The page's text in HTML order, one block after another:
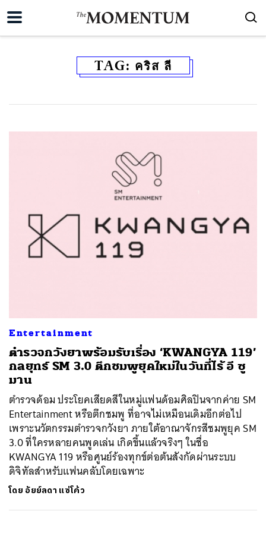
TAG: คริส ลี
Entertainment
ตำรวจกวังยาพร้อมรับเรื่อง ‘KWANGYA 119’
กลยุทธ์ SM 3.0 ตึกชมพูยุคใหม่ในวันที่ไร้ อี ซู
มาน
ตำรวจด้อม ประโยคเสียดสีในหมู่แฟนด้อมศิลปินจากค่าย SM
Entertainment หรือตึกชมพู ที่อาจไม่เหมือนเดิมอีกต่อไป
เพราะนวัตกรรมตำรวจกวังยา ภายใต้อาณาจักรสีชมพูยุค SM
3.0 ที่ใครหลายคนพูดเล่น เกิดขึ้นแล้วจริงๆ ในชื่อ
KWANGYA 119 หรือศูนย์ร้องทุกข์ต่อต้นสังกัดผ่านระบบ
ดิจิทัลสำหรับแฟนคลับโดยเฉพาะ
โดย อัยย์ลดา แซ่โค้ว
SHARE